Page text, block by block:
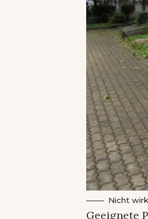
Nicht
Geeignete